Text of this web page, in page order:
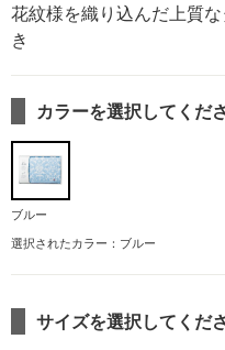
花紋様を織り込んだ上質
き
カラーを選択してくだ
ブルー
選択されたカラー：ブルー
サイズを選択してくだ